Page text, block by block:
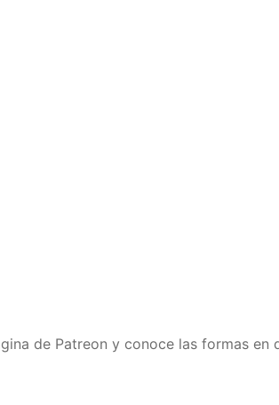
de Patreon y conoce las formas en